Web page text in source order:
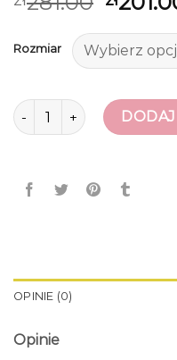
Rozmiar
ilość szpilki czarne
OPINIE (0)
Opinie